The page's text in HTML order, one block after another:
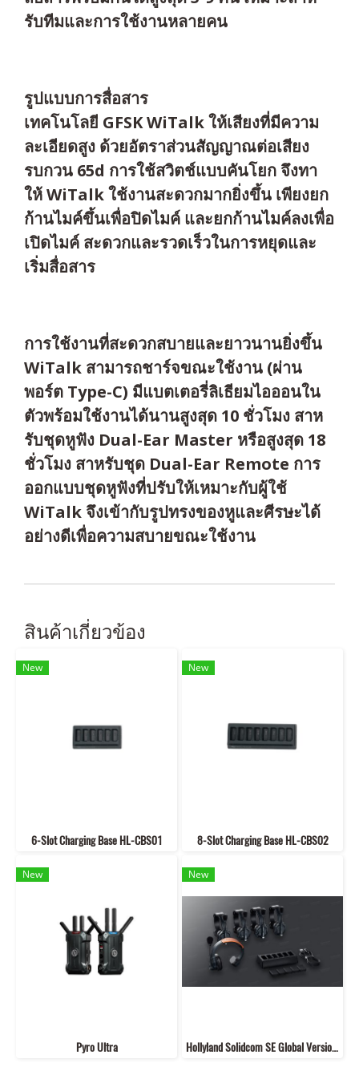
รับทีมและการใช้งานหลายคน
รูปแบบการสื่อสาร
เทคโนโลยี GFSK WiTalk ให้เสียงที่มีความ
ละเอียดสูง ด้วยอัตราส่วนสัญญาณต่อเสียง
รบกวน 65d การใช้สวิตช์แบบคันโยก จึงทา
ให้ WiTalk ใช้งานสะดวกมากยิ่งขึ้น เพียงยก
ก้านไมค์ขึ้นเพื่อปิดไมค์ และยกก้านไมค์ลงเพื่อ
เปิดไมค์ สะดวกและรวดเร็วในการหยุดและ
เริ่มสื่อสาร
การใช้งานที่สะดวกสบายและยาวนานยิ่งขึ้น
WiTalk สามารถชาร์จขณะใช้งาน (ผ่าน
พอร์ต Type-C) มีแบตเตอรี่ลิเธียมไอออนใน
ตัวพร้อมใช้งานได้นานสูงสุด 10 ชั่วโมง สาห
รับชุดหูฟัง Dual-Ear Master หรือสูงสุด 18
ชั่วโมง สาหรับชุด Dual-Ear Remote การ
ออกแบบชุดหูฟังที่ปรับให้เหมาะกับผู้ใช้
WiTalk จึงเข้ากับรูปทรงของหูและศีรษะได้
อย่างดีเพื่อความสบายขณะใช้งาน
สินค้าเกี่ยวข้อง
New
6-Slot Charging Base HL-CBS01
New
8-Slot Charging Base HL-CBS02
New
Pyro Ultra
New
Hollyland Solidcom SE Global Version-5S